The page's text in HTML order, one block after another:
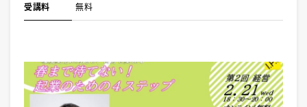
受講料 無料